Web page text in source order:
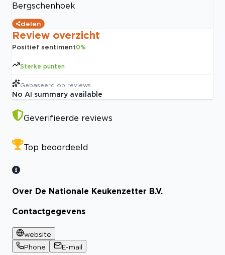
Bergschenhoek
delen
Review overzicht
Positief sentiment0%
Sterke punten
Gebaseerd op reviews
No AI summary available
Geverifieerde reviews
Top beoordeeld
Over De Nationale Keukenzetter B.V.
Contactgegevens
website
Phone
E-mail